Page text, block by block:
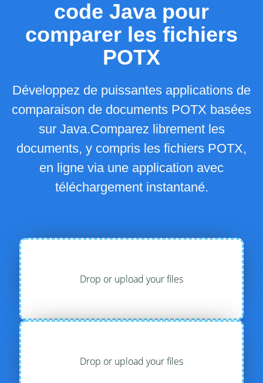
code Java pour
comparer les fichiers
POTX
Développez de puissantes applications de
comparaison de documents POTX basées
sur Java.Comparez librement les
documents, y compris les fichiers POTX,
en ligne via une application avec
téléchargement instantané.